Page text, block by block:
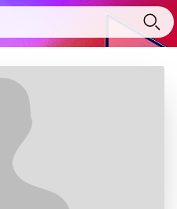
ご契約内容の確認・変更